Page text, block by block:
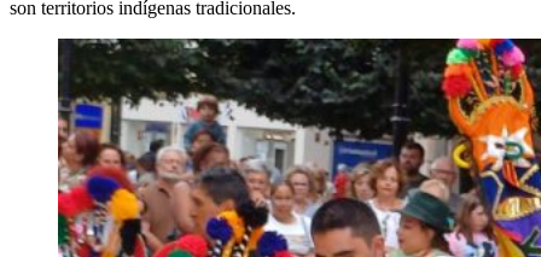
son territorios indígenas tradicionales.